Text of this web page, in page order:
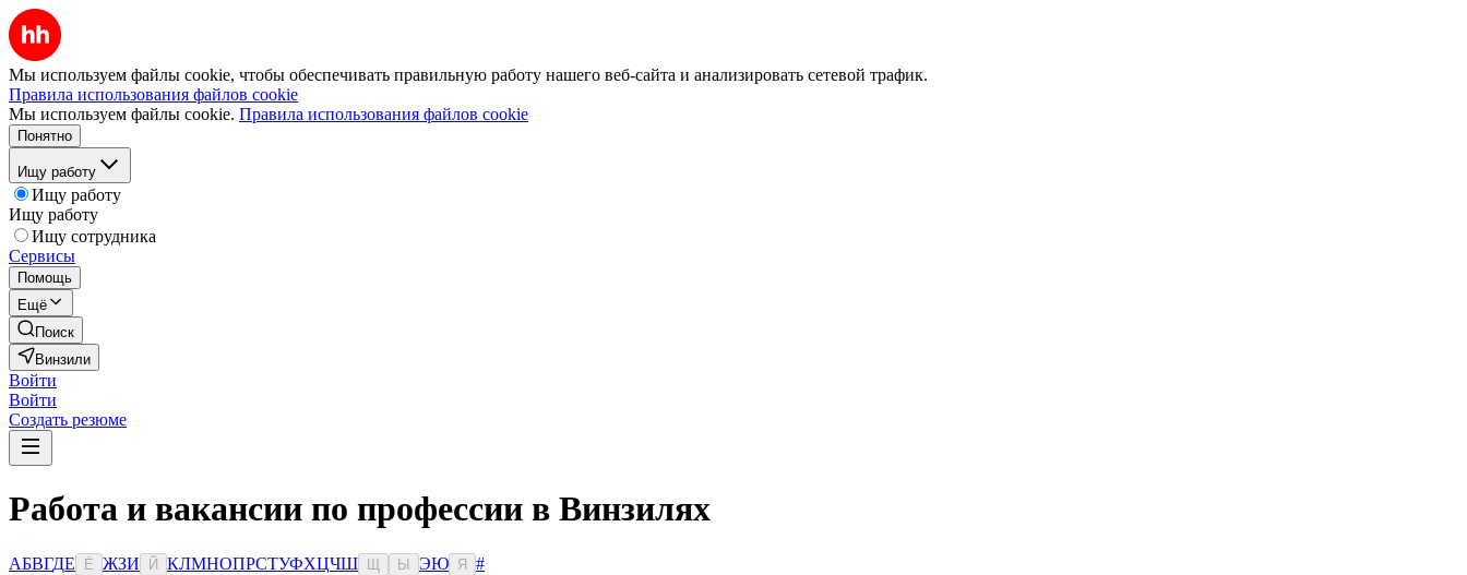
Мы используем файлы cookie, чтобы обеспечивать правильную работу нашего веб-сайта и анализировать сетевой трафик.
Правила использования файлов cookie
Мы используем файлы cookie. Правила использования файлов cookie
Понятно
Ищу работу
Ищу работу
Ищу работу
Ищу сотрудника
Сервисы
Помощь
Ещё
Поиск
Винзили
Войти
Войти
Создать резюме
Работа и вакансии по профессии в Винзилях
АБВГДЕ Ё ЖЗИ Й КЛМНОПРСТУФХЦЧШ Ы ЭЮ Я
#